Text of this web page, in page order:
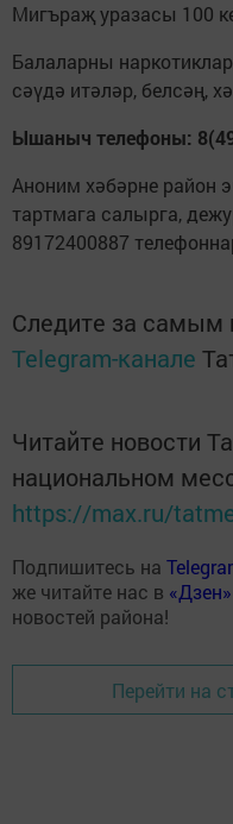
Мигъраҗ уразасы 100
Балаларны
сәүдә итәләр, белсәң,
Ышаныч телефоны:
Аноним хәбәрне район
тартмага салырга,
89172400887
Следите за
Telegram-канале
Читайте новости
национальном
https://max.ru/
Подпишитесь на
же читайте нас в «Дзен»
новостей района!
Перейти на